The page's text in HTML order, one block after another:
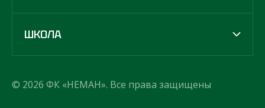
ШКОЛА
© 2026 ФК «НЕМАН». Все права защищены